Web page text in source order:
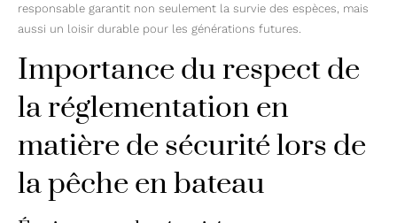
responsable garantit non seulement la survie des espèces, mais
aussi un loisir durable pour les générations futures.
Importance du respect de
la réglementation en
matière de sécurité lors de
la pêche en bateau